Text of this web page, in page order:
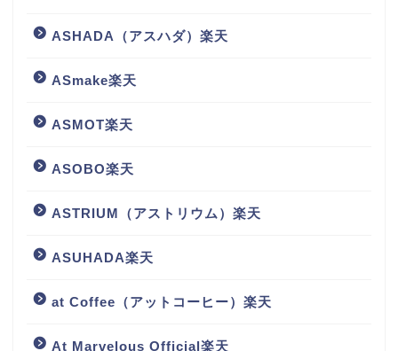
ASHADA（アスハダ）楽天
ASmake楽天
ASMOT楽天
ASOBO楽天
ASTRIUM（アストリウム）楽天
ASUHADA楽天
at Coffee（アットコーヒー）楽天
At Marvelous Official楽天